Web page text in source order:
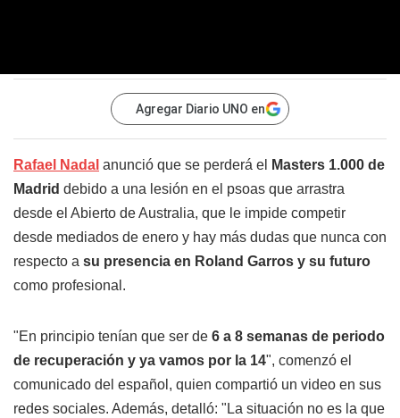
Agregar Diario UNO en
Rafael Nadal anunció que se perderá el
Masters 1.000 de
Madrid debido a una lesión en el psoas que arrastra
desde el Abierto de Australia, que le impide competir
desde mediados de enero y hay más dudas que nunca con
respecto a su presencia en Roland Garros y su futuro
como profesional.
"En principio tenían que ser de 6 a 8 semanas de periodo
de recuperación y ya vamos por la 14", comenzó el
comunicado del español, quien compartió un video en sus
redes sociales. Además, detalló: "La situación no es la que